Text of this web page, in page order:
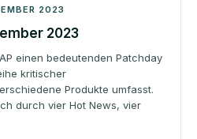
2023
2023
einen bedeutenden Patchday
kritischer
Produkte umfasst.
durch vier Hot News, vier